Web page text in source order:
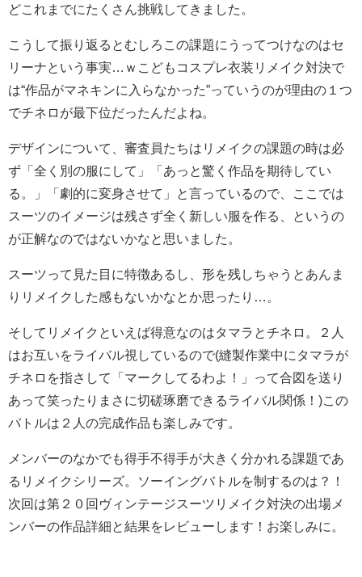
どこれまでにたくさん挑戦してきました。
こうして振り返るとむしろこの課題にうってつけなのはセ
リーナという事実…ｗこどもコスプレ衣装リメイク対決で
は“作品がマネキンに入らなかった”っていうのが理由の１つ
でチネロが最下位だったんだよね。
デザインについて、審査員たちはリメイクの課題の時は必
ず「全く別の服にして」「あっと驚く作品を期待してい
る。」「劇的に変身させて」と言っているので、ここでは
スーツのイメージは残さず全く新しい服を作る、というの
が正解なのではないかなと思いました。
スーツって見た目に特徴あるし、形を残しちゃうとあんま
りリメイクした感もないかなとか思ったり…。
そしてリメイクといえば得意なのはタマラとチネロ。２人
はお互いをライバル視しているので(縫製作業中にタマラが
チネロを指さして「マークしてるわよ！」って合図を送り
あって笑ったりまさに切磋琢磨できるライバル関係！)この
バトルは２人の完成作品も楽しみです。
メンバーのなかでも得手不得手が大きく分かれる課題であ
るリメイクシリーズ。ソーイングバトルを制するのは？！
次回は第２０回ヴィンテージスーツリメイク対決の出場メ
ンバーの作品詳細と結果をレビューします！お楽しみに。